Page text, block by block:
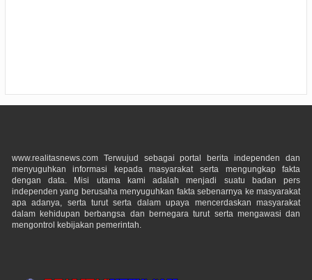
www.realitasnews.com Terwujud sebagai portal berita independen dan
menyuguhkan informasi kepada masyarakat serta mengungkap fakta
dengan data. Misi utama kami adalah menjadi suatu badan pers
independen yang berusaha menyuguhkan fakta sebenarnya ke masyarakat
apa adanya, serta turut serta dalam upaya mencerdaskan masyarakat
dalam kehidupan berbangsa dan bernegara turut serta mengawasi dan
mengontrol kebijakan pemerintah.